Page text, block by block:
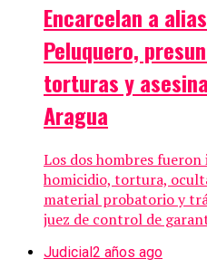
Encarcelan a
Peluquero,
torturas y
Aragua
Los dos hombres
homicidio, tortura,
material probatorio y
juez de control de
Judicial 2 años ago